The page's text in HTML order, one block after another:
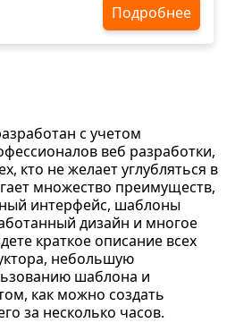
Подробнее
с учетом
веб разработки,
кто не желает углубляться в
множество преимуществ,
интерфейс, шаблоны
дизайн и многое
краткое описание всех
небольшую
шаблона и
как можно создать
за несколько часов.